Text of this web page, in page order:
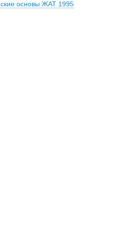
основы ЖАТ 1995